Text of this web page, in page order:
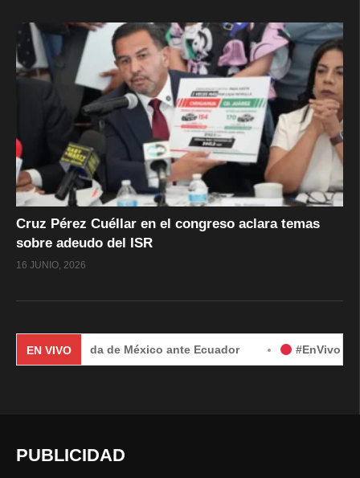
Cruz Pérez Cuéllar en el congreso aclara temas
sobre adeudo del ISR
16 JUNIO, 2026
EN VIVOde México ante Ecuador #EnVivo | Demanda
PUBLICIDAD